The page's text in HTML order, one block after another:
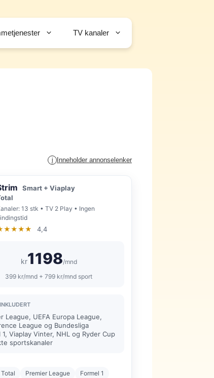
TV kanaler
i Inneholder annonselenker
Smart + Viaplay
13 stk • TV 2 Play • Ingen
4,4
kr1198/mnd
399 kr/mnd + 799 kr/mnd sport
League, UEFA Europa League,
League og Bundesliga
1, Viaplay Vinter, NHL og Ryder Cup
sportskanaler
Premier League Formel 1